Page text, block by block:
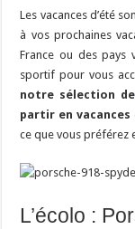
Les vacances d’été
à vos prochaines
France ou des pays
sportif pour vous
notre sélection
partir en vacances
ce que vous préférez
L’écolo :